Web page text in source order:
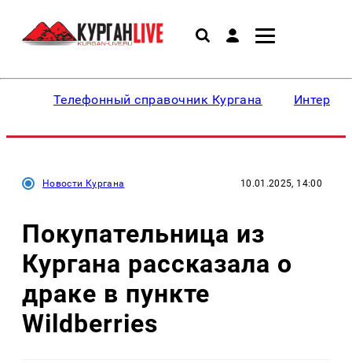
Телефонный справочник Кургана
Новости Кургана 10.01.2025, 14:00
Покупательница из
Кургана рассказала о
драке в пункте
Wildberries